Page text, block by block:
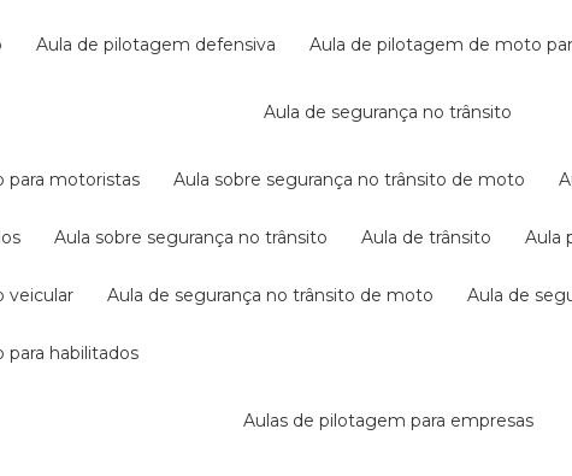
aula de pilotagem defensiva aula de pilotagem de moto
aula de segurança no trânsito
para motoristas aula sobre segurança no trânsito de moto
aula sobre segurança no trânsito aula de trânsito
veicular aula de segurança no trânsito de moto aula de
para habilitados
aulas de pilotagem para empresas